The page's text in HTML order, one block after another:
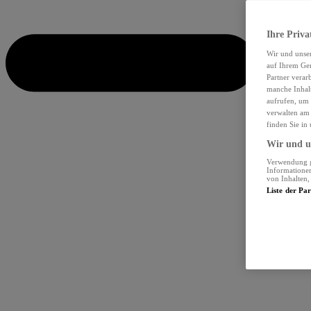
Ihre
Wir und
auf Ihrem
Partner
manche
aufrufen, um
verwalten
finden Sie in
Wir und
Verwendung
von Inhalten,
Liste der